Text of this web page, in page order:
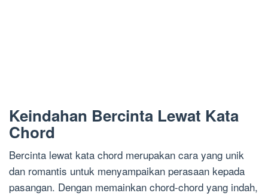
Keindahan Bercinta Lewat Kata
Chord
Bercinta lewat kata chord merupakan cara yang unik
dan romantis untuk menyampaikan perasaan kepada
pasangan. Dengan memainkan chord-chord yang indah,